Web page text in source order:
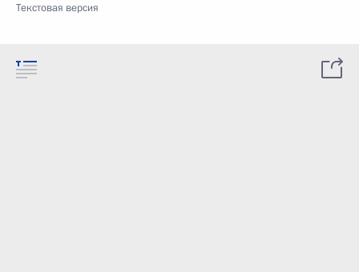
Текстовая версия